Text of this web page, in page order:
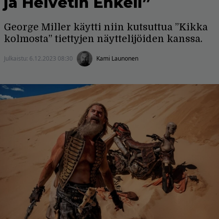
George Miller käytti niin kutsuttua ”Kikka
kolmosta” tiettyjen näyttelijöiden kanssa.
Julkaistu: 6.12.2023 08:30 Kami Launonen